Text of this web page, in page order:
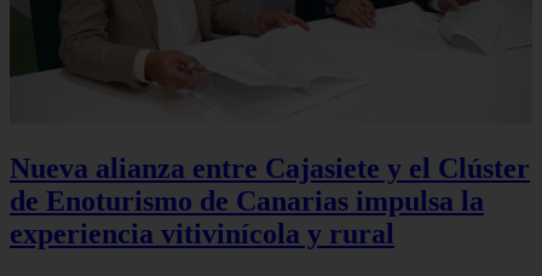
Nueva alianza entre Cajasiete y el Clúster
de Enoturismo de Canarias impulsa la
experiencia vitivinícola y rural